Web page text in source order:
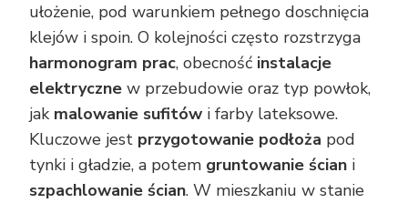
ułożenie, pod warunkiem pełnego doschnięcia
klejów i spoin. O kolejności często rozstrzyga
harmonogram prac, obecność instalacje
elektryczne w przebudowie oraz typ powłok,
jak malowanie sufitów i farby lateksowe.
Kluczowe jest przygotowanie podłoża pod
tynki i gładzie, a potem gruntowanie ścian i
szpachlowanie ścian. W mieszkaniu w stanie